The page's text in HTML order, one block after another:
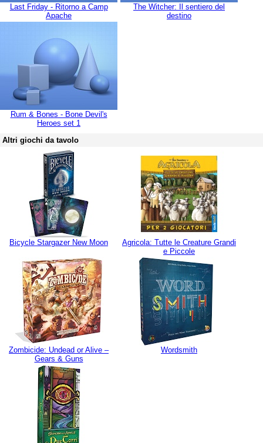
Last Friday - Ritorno a Camp
Apache
The Witcher: Il sentiero del
destino
Rum & Bones - Bone Devil's
Heroes set 1
Altri giochi da tavolo
Bicycle Stargazer New Moon
Agricola: Tutte le Creature Grandi
e Piccole
Zombicide: Undead or Alive –
Gears & Guns
Wordsmith